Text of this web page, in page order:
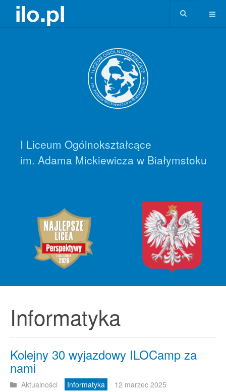
I Liceum Ogólnokształcące
im. Adama Mickiewicza w Białymstoku
Informatyka
Kolejny 30 wyjazdowy ILOCamp za
nami
Aktualności Informatyka 12 marzec 2025